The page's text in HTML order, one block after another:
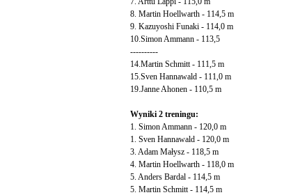
8. Martin Hoellwarth - 114,5 m
9. Kazuyoshi Funaki - 114,0 m
10.Simon Ammann - 113,5
----------
14.Martin Schmitt - 111,5 m
15.Sven Hannawald - 111,0 m
19.Janne Ahonen - 110,5 m
Wyniki 2 treningu:
1. Simon Ammann - 120,0 m
1. Sven Hannawald - 120,0 m
3. Adam Małysz - 118,5 m
4. Martin Hoellwarth - 118,0 m
5. Anders Bardal - 114,5 m
5. Martin Schmitt - 114,5 m